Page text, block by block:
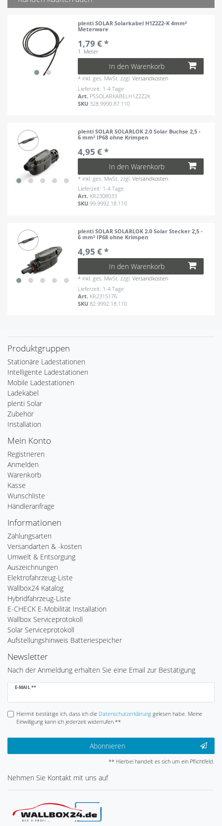
plenti SOLAR Solarkabel H1Z2Z2-K 4mm²
Meterware
1,79 € *
1 Meter
In den Warenkorb
* inkl. ges. MwSt. zzgl.Versandkosten
Lieferzeit: 1-4 Tage
Art. PSSOLARKABELH1Z2Z2K
SKU 328.9990.87.110
plenti SOLAR SOLARLOK 2.0 Solar Buchse 2,5 -
6 mm² IP68 ohne Krimpen
4,95 € *
In den Warenkorb
* inkl. ges. MwSt. zzgl.Versandkosten
Lieferzeit: 1-4 Tage
Art. KR2308033
SKU99.9992.18.110
plenti SOLAR SOLARLOK 2.0 Solar Stecker 2,5 -
6 mm² IP68 ohne Krimpen
4,95 € *
In den Warenkorb
* inkl. ges. MwSt. zzgl.Versandkosten
Lieferzeit: 1-4 Tage
Art. KR2315176
SKU82.9992.18.110
Produktgruppen
Stationäre Ladestationen
Intelligente Ladestationen
Mobile Ladestationen
Ladekabel
plenti Solar
Zubehör
Installation
Mein Konto
Registrieren
Anmelden
Warenkorb
Kasse
Wunschliste
Händleranfrage
Informationen
Zahlungsarten
Versandarten & -kosten
Umwelt & Entsorgung
Auszeichnungen
Elektrofahrzeug-Liste
Wallbox24 Katalog
Hybridfahrzeug-Liste
E-CHECK E-Mobilität Installation
Wallbox Serviceprotokoll
Solar Serviceprotokoll
Aufstellungshinweis Batteriespeicher
Newsletter
Nach der Anmeldung erhalten Sie eine Email zur Bestätigung
E-MAIL **
Newsletter
Hiermit bestätige ich, dass ich die Daten­schutz­erklärunggelesen habe. Meine
Einwilligung kann ich jederzeit widerrufen.**
Abonnieren
** Hierbei handelt es sich um ein Pflichtfeld.
Nehmen Sie Kontakt mit uns auf